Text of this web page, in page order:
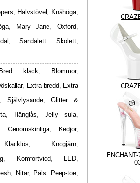
, Halvstövel , Knähöga,
, Mary Jane, Oxford,
, Sandalett,Skolett,
Bred klack, Blommor,
, Extra bredd, Extra
, Självlysande, Glitter &
, Hänglås, Jelly sula,
Genomskinliga, Kedjor,
Klacklös, Knogjärn,
, Komfortvidd, LED,
, Nitar, Päls, Peep-toe,